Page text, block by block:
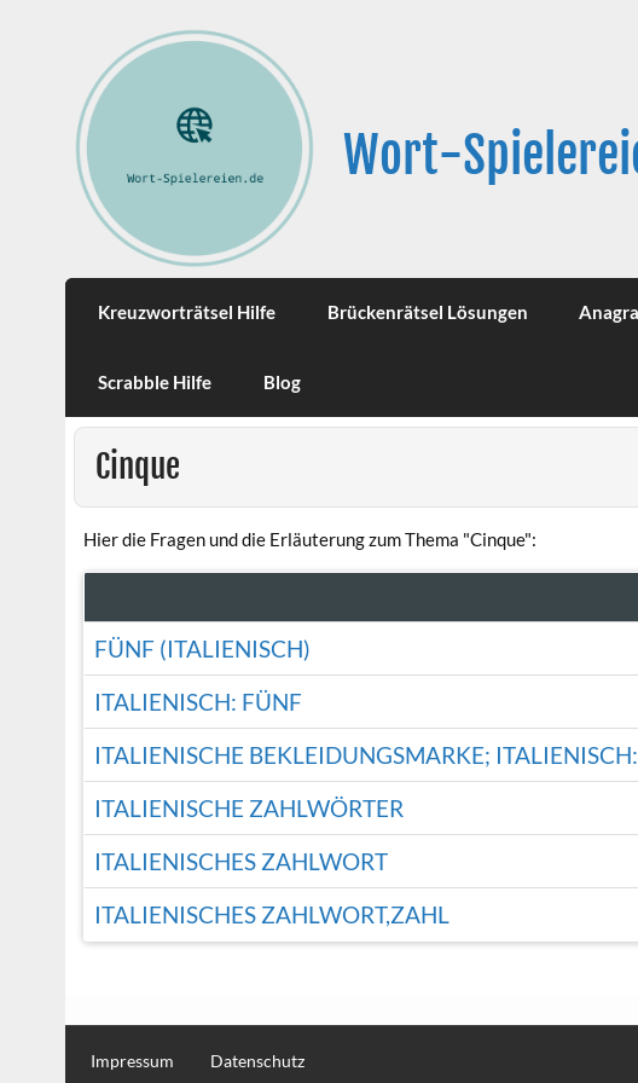
Wort-
Kreuzworträtsel Hilfe Brückenrätsel Lösungen
Scrabble Hilfe Blog
Cinque
Hier die Fragen und die Erläuterung zum Thema "Cinque":
FÜNF (ITALIENISCH)
ITALIENISCH: FÜNF
ITALIENISCHE BEKLEIDUNGSMARKE;
ITALIENISCHE ZAHLWÖRTER
ITALIENISCHES ZAHLWORT
ITALIENISCHES ZAHLWORT,ZAHL
Impressum Datenschutz